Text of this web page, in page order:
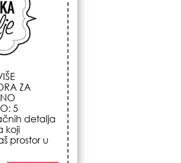
SLAŽU –
SU HIT
5 manikir
koji
sve
i izgledaju